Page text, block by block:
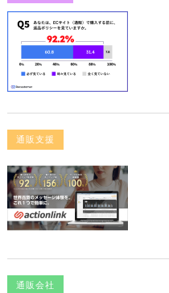
通販支援
通販会社